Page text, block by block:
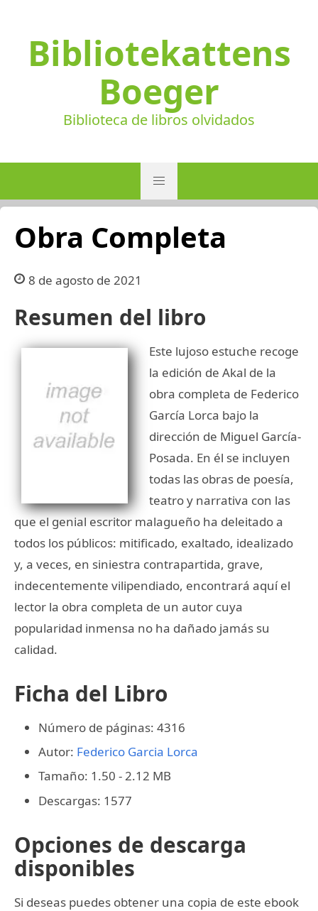
Bibliotekattens
Boeger
Biblioteca de libros olvidados
Obra Completa
8 de agosto de 2021
Resumen del libro
Este lujoso estuche recoge
la edición de Akal de la
obra completa de Federico
García Lorca bajo la
dirección de Miguel García-
Posada. En él se incluyen
todas las obras de poesía,
teatro y narrativa con las
que el genial escritor malagueño ha deleitado a
todos los públicos: mitificado, exaltado, idealizado
y, a veces, en siniestra contrapartida, grave,
indecentemente vilipendiado, encontrará aquí el
lector la obra completa de un autor cuya
popularidad inmensa no ha dañado jamás su
calidad.
Ficha del Libro
Número de páginas: 4316
Autor: Federico Garcia Lorca
Tamaño: 1.50 - 2.12 MB
Descargas: 1577
Opciones de descarga
disponibles
Si deseas puedes obtener una copia de este ebook